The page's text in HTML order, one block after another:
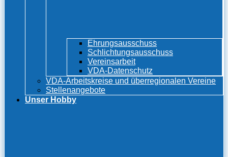
Ehrungsausschuss
Schlichtungsausschuss
Vereinsarbeit
VDA-Datenschutz
VDA-Arbeitskreise und überregionalen Vereine
Stellenangebote
Unser Hobby